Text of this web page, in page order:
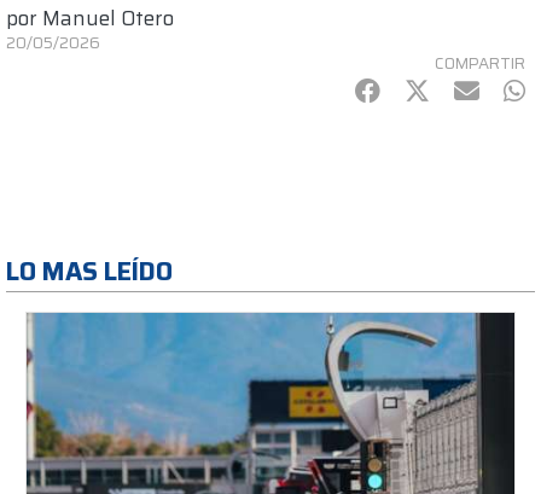
por Manuel Otero
20/05/2026
COMPARTIR
Facebook
Twitter
mail
LO MAS LEÍDO